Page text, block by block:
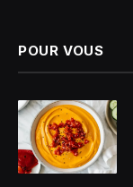
POUR VOUS
© DR